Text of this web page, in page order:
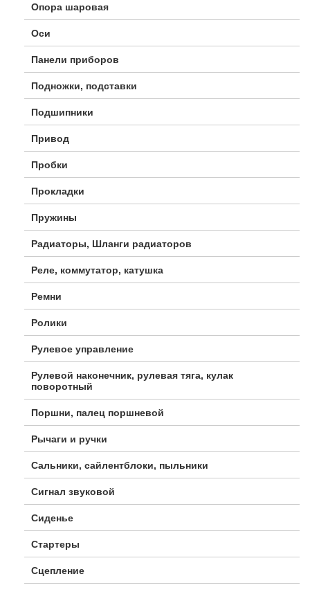
Опора шаровая
Оси
Панели приборов
Подножки, подставки
Подшипники
Привод
Пробки
Прокладки
Пружины
Радиаторы, Шланги радиаторов
Реле, коммутатор, катушка
Ремни
Ролики
Рулевое управление
Рулевой наконечник, рулевая тяга, кулак
поворотный
Поршни, палец поршневой
Рычаги и ручки
Сальники, сайлентблоки, пыльники
Сигнал звуковой
Сиденье
Стартеры
Сцепление